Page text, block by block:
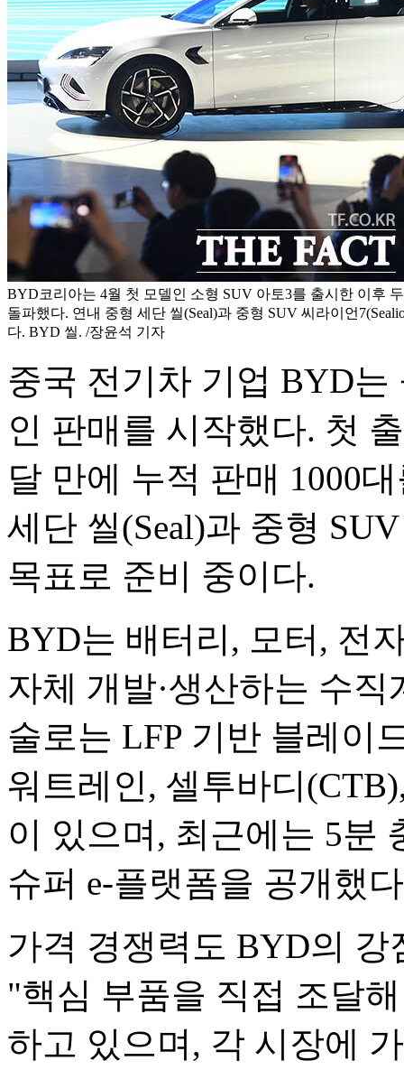
BYD코리아는 4월 첫 모델인 소형 SUV 아토3를 출시한 이후
돌파했다. 연내 중형 세단 씰(Seal)과 중형 SUV 씨라이언
다. BYD 씰. /장윤석 기자
중국 전기차 기업 BYD
인 판매를 시작했다. 첫
달 만에 누적 판매 1000
세단 씰(Seal)과 중형
목표로 준비 중이다.
BYD는 배터리, 모터, 전
자체 개발·생산하는 수
술로는 LFP 기반 블레이
워트레인, 셀투바디
이 있으며, 최근에는 5분
슈퍼 e-플랫폼을 공개했
가격 경쟁력도 BYD의
"핵심 부품을 직접 조달
하고 있으며, 각 시장에